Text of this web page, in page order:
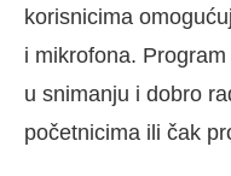
korisnicima
i mikrofona.
u snimanju i dobro
početnicima ili čak